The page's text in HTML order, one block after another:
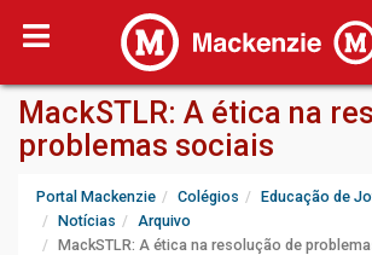
MackSTLR: A ética na
problemas sociais
Portal Mackenzie Colégios
Educação de
Notícias
Arquivo
MackSTLR: A ética na resolução de